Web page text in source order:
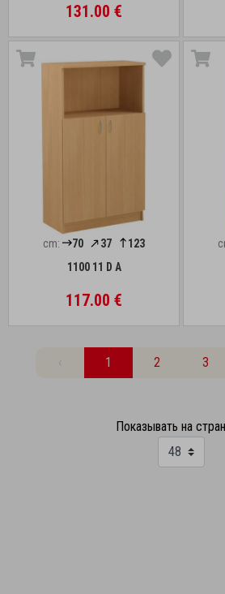
131.00 €
cm: 70 37
123
1100 11 D A
117.00 €
‹ 1 2 3
Показывать на